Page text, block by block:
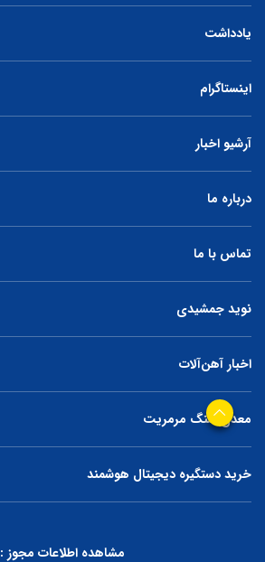
یادداشت
اینستاگرام
آرشیو اخبار
درباره ما
تماس با ما
نوید جمشیدی
اخبار آهن‌آلات
معدن سنگ مرمریت
خرید دستگیره دیجیتال هوشمند
مشاهده اطلاعات مجوز :